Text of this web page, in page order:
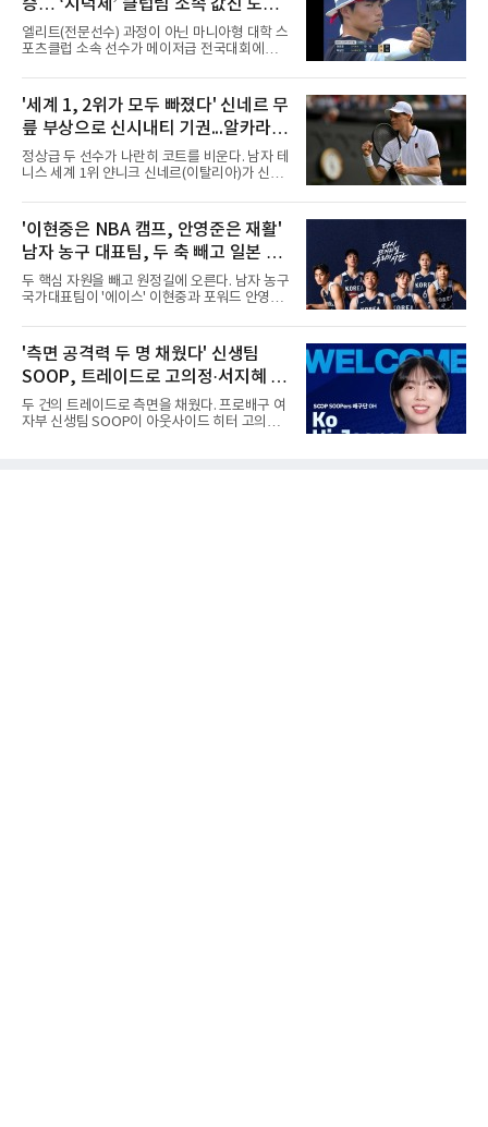
각 고양 소노가 고양 소노 아레나에서 대구 한국
가스공사와, 오후 4시 30분에는 안양 정관장이
안양 정관장 아레나에서 울산 현대모비스와 맞
붙는다.잠실실내체육관 철거로 서울 삼성은 서
창원실내체육관 시설 개선 공사로 10월 한 달간
홈경기를 치르지 못한다.시범경기
승… ‘지덕체’ 클럽팀 소속 값진 도전
빛내
엘리트(전문선수) 과정이 아닌 마니아형 대학 스
포츠클럽 소속 선수가 메이저급 전국대회에서
까지 예천군에서 열린 '올림픽제패기념 제43회
회장기 대학·실업 양궁대회' 컴파운드 종목 준우
승을 거둔 박상민 선수다. 남서울대학교 스포츠
비즈니스학과에 재학중인 박상민은 유년시절 양
궁선수로 활약했다. 하지만 전문선수로의 대학
진학을 포기하고 상경계열 학과에 진학해 선수
생활을 이어가고 있다. 지난 8일 JTBC스포츠 생
점 145점을 기록하며 아쉬윤 준우승에 랭크됐
다. 박상민 선수는 “평소 자신
'세계 1, 2위가 모두 빠졌다' 신네르 무
릎 부상으로 신시내티 기권...알카라스
도 불참
정상급 두 선수가 나란히 코트를 비운다. 남자 테
니스 세계 1위 얀니크 신네르(이탈리아)가 신시
신시내티오픈 주최 측을 통해 발표한 성명에서
의료진, 팀과 상의한 끝에 기권하기로 했다며,
오른쪽 무릎이 계속 불편해 관리해왔으나 경기
할 준비가 안 됐음을 인정하게 됐다고 밝혔다. 그
는 지난달 윔블던 결승에서 알렉산더 츠베레프
(독일)를 꺾고 통산 다섯 번째 메이저 타이틀을
따낸 뒤 한 경기도 치르지 않았다.공백은 겹쳤다.
계 1, 2위 모두를 남자프로테니스(ATP) 마스터
스 1000 대회인 신시내티
'이현중은 NBA 캠프, 안영준은 재활'
남자 농구 대표팀, 두 축 빼고 일본 원
정 나선다
두 핵심 자원을 빼고 원정길에 오른다. 남자 농구
국가대표팀이 '에이스' 이현중과 포워드 안영준
농구협회는 오는 15일과 16일 일본 도쿄에서 열
리는 일본과의 원정 평가전에 이현중과 안영준
을 제외한 12명이 참가한다고 10일 밝혔다. 이번
평가전은 2027 국제농구연맹(FIBA) 농구 월드
컵 아시아 예선 윈도4와 아이치·나고야 아시안
게임을 대비한 경기력 점검 무대다.제외 사유는
엇갈린다. 대표팀은 애초 16명이 소집됐으나 송
'측면 공격력 두 명 채웠다' 신생팀
SOOP, 트레이드로 고의정·서지혜 영
입...창단 첫 시즌 담금질
두 건의 트레이드로 측면을 채웠다. 프로배구 여
자부 신생팀 SOOP이 아웃사이드 히터 고의정